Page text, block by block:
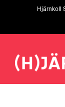
Hjärnkoll